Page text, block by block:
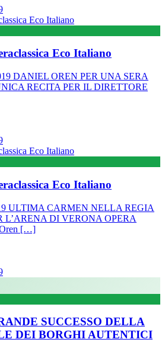
Eco Italiano
DANIEL OREN PER UNA SERA
RECITA PER IL DIRETTORE
Eco Italiano
ULTIMA CARMEN NELLA REGIA
L’ARENA DI VERONA OPERA
[…]
SUCCESSO DELLA
DEI BORGHI AUTENTICI